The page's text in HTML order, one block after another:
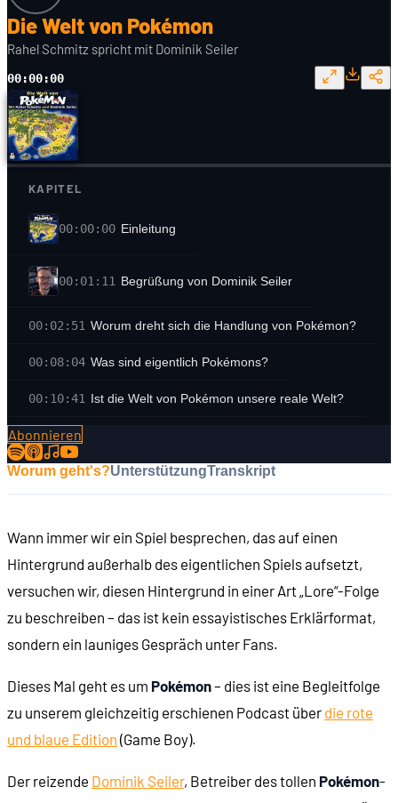
Die Welt von Pokémon
Rahel Schmitz spricht mit Dominik Seiler
00:00:00
KAPITEL
00:00:00 Einleitung
00:01:11 Begrüßung von Dominik Seiler
00:02:51 Worum dreht sich die Handlung von Pokémon?
00:08:04 Was sind eigentlich Pokémons?
00:10:41 Ist die Welt von Pokémon unsere reale Welt?
00:14:20
00:17:55 Was sind Pokémon-Typen?
00:24:42 Wer sind wiederkehrende Charaktere?
00:32:58 Die Geschichte von Mew
Wie kommen neue Pokémons dazu?
00:46:43 Gibt es historische Epochen in der Welt von
00:49:56 Was sind Dominiks Lieblings-Pokémons?
Abonnieren
Worum geht's?UnterstützungTranskript
Wann immer wir ein Spiel besprechen, das auf einen
Hintergrund außerhalb des eigentlichen Spiels aufsetzt,
versuchen wir, diesen Hintergrund in einer Art „Lore“-Folge
zu beschreiben – das ist kein essayistisches Erklärformat,
sondern ein launiges Gespräch unter Fans.
Dieses Mal geht es um Pokémon– dies ist eine Begleitfolge
zu unserem gleichzeitig erschienen Podcast über die rote
und blaue Edition (Game Boy).
Der reizende Dominik Seiler, Betreiber des tollen Pokémon-